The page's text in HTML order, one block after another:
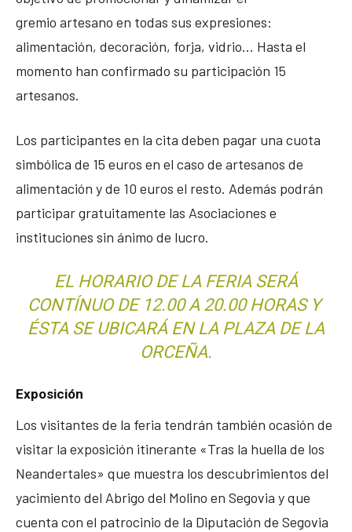
gremio artesano en todas sus expresiones:
alimentación, decoración, forja, vidrio… Hasta el
momento han confirmado su participación 15
artesanos.
Los participantes en la cita deben pagar una cuota
simbólica de 15 euros en el caso de artesanos de
alimentación y de 10 euros el resto. Además podrán
participar gratuitamente las Asociaciones e
instituciones sin ánimo de lucro.
EL HORARIO DE LA FERIA SERÁ
CONTÍNUO DE 12.00 A 20.00 HORAS Y
ÉSTA SE UBICARÁ EN LA PLAZA DE LA
ORCEÑA.
Exposición
Los visitantes de la feria tendrán también ocasión de
visitar la exposición itinerante «Tras la huella de los
Neandertales» que muestra los descubrimientos del
yacimiento del Abrigo del Molino en Segovia y que
cuenta con el patrocinio de la Diputación de Segovia